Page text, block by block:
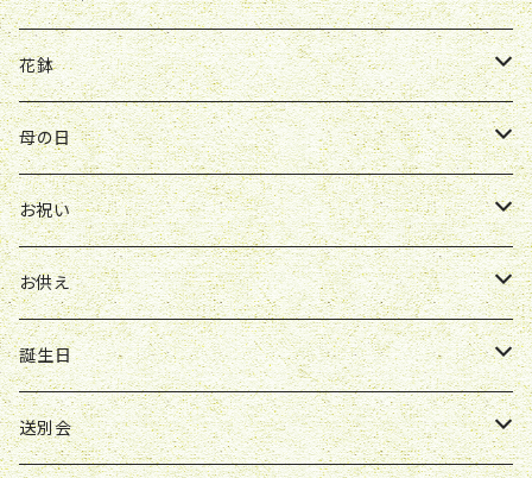
送別会
お供え
仏壇花
定期便
W&G
R&P
Y&O
お見舞い
送別会
開店祝い
お供え
Y&O
W&G
ソープフラワー
誕生日
お見舞い
送別会
お誕生日
お祝い
発表会
開店祝い
お祝い
花鉢
クレマチス
紫
母の日
花束
アレンジ
ボックスアレンジ
お祝い
花束
アレンジ
ボックスアレンジ
お供え
花束
アレンジ
誕生日
花束
送別会